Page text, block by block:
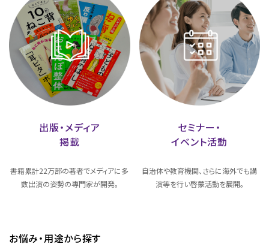
出版・メディア
掲載
書籍累計22万部の著者でメディアに多
数出演の姿勢の専門家が開発。
セミナー・
イベント活動
自治体や教育機関、さらに海外でも講
演等を行い啓蒙活動を展開。
お悩み・用途から探す